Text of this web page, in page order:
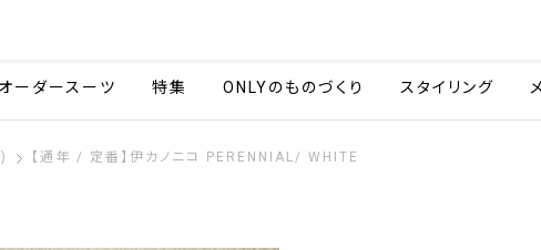
オーダースーツ 特集 ONLYのものづくり スタイリング
【通年 / 定番】伊カノニコ PERENNIAL/ WHITE